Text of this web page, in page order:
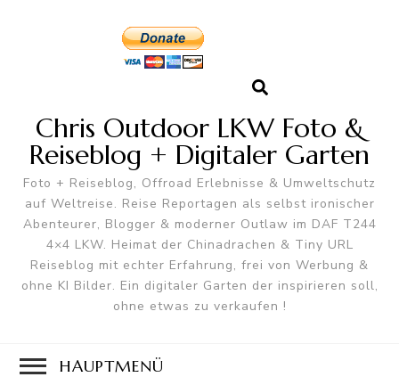
Chris Outdoor LKW Foto &
Reiseblog + Digitaler Garten
Foto + Reiseblog, Offroad Erlebnisse & Umweltschutz
auf Weltreise. Reise Reportagen als selbst ironischer
Abenteurer, Blogger & moderner Outlaw im DAF T244
4×4 LKW. Heimat der Chinadrachen & Tiny URL
Reiseblog mit echter Erfahrung, frei von Werbung &
ohne KI Bilder. Ein digitaler Garten der inspirieren soll,
ohne etwas zu verkaufen !
HAUPTMENÜ